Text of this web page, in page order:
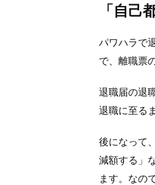
「自己
パワハラで
で、離職票
退職届の退
退職に至る
後になって
減額する」
ます。なの